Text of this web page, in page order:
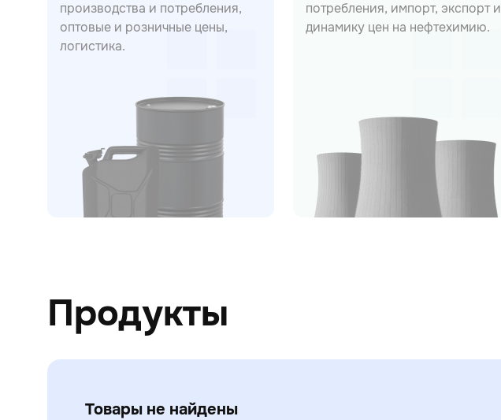
производства и потребления,
оптовые и розничные цены,
логистика.
потребления, импорт, экспорт и
динамику цен на нефтехимию.
Продукты
Товары не найдены